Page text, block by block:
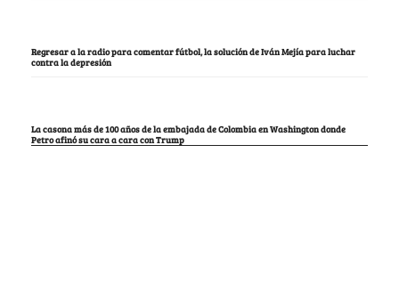
Regresar a la radio para comentar fútbol, la solución de Iván Mejía para luchar
contra la depresión
La casona más de 100 años de la embajada de Colombia en Washington donde
Petro afinó su cara a cara con Trump